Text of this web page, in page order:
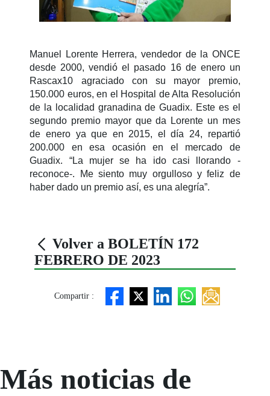
Manuel Lorente Herrera, vendedor de la ONCE
desde 2000, vendió el pasado 16 de enero un
Rascax10 agraciado con su mayor premio,
150.000 euros, en el Hospital de Alta Resolución
de la localidad granadina de Guadix. Este es el
segundo premio mayor que da Lorente un mes
de enero ya que en 2015, el día 24, repartió
200.000 en esa ocasión en el mercado de
Guadix. “La mujer se ha ido casi llorando -
reconoce-. Me siento muy orgulloso y feliz de
haber dado un premio así, es una alegría”.
Volver a BOLETÍN 172
FEBRERO DE 2023
Compartir :
Más noticias de